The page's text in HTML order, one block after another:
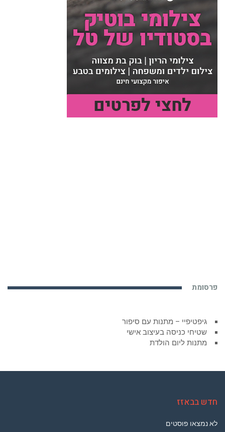
פרסומת
גיפטיפיי – מתנות עם סיפור
שטיחי כניסה בעיצוב אישי
מתנות ליום הולדת
חדש בבאזז
לא נמצאו פוסטים